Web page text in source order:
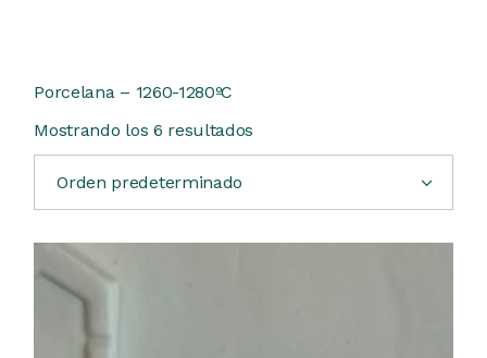
Porcelana – 1260-1280ºC
Mostrando los 6 resultados
Orden predeterminado